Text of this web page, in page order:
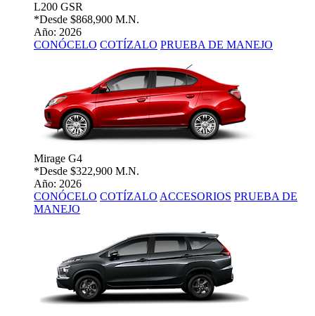
L200 GSR
*Desde $868,900 M.N.
Año: 2026
CONÓCELO COTÍZALO PRUEBA DE MANEJO
Mirage G4
*Desde $322,900 M.N.
Año: 2026
CONÓCELO COTÍZALO ACCESORIOS PRUEBA DE
MANEJO